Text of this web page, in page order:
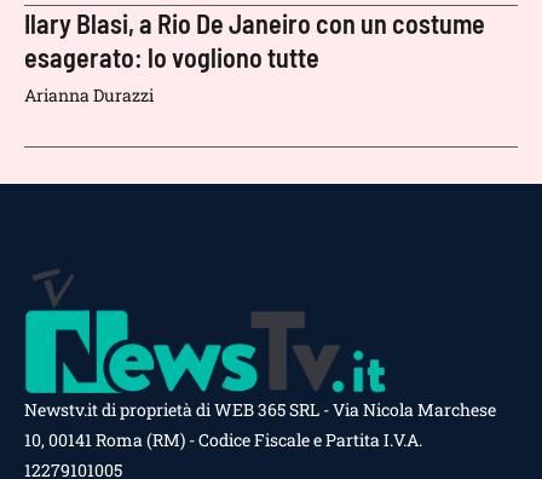
Ilary Blasi, a Rio De Janeiro con un costume
esagerato: lo vogliono tutte
Arianna Durazzi
Newstv.it di proprietà di WEB 365 SRL - Via Nicola Marchese
10, 00141 Roma (RM) - Codice Fiscale e Partita I.V.A.
12279101005